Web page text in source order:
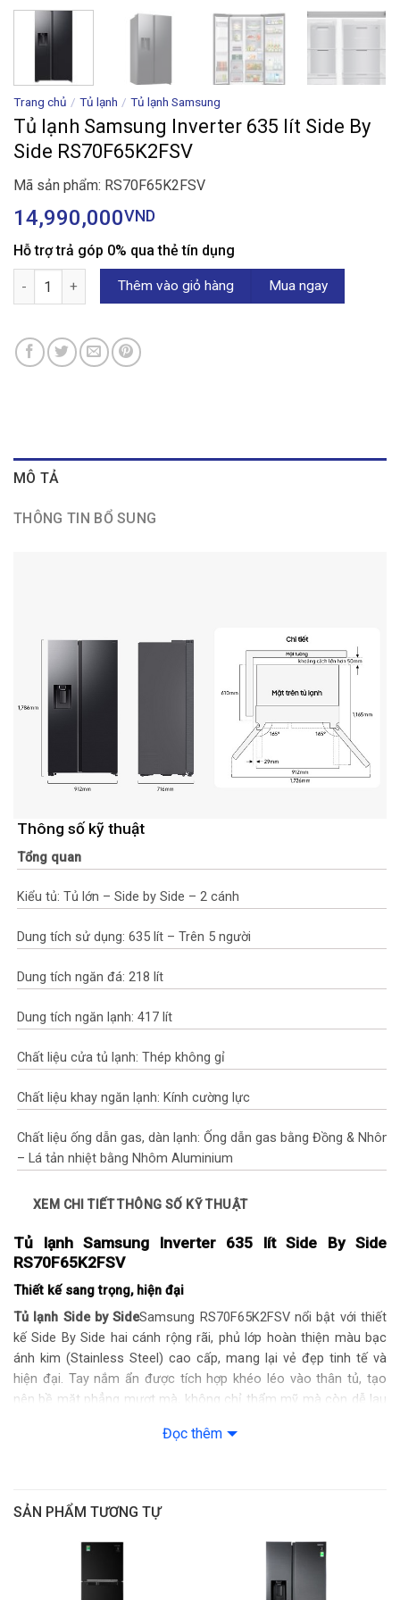
Trang chủ / Tủ lạnh / Tủ lạnh Samsung
Tủ lạnh Samsung Inverter 635 lít Side By
Side RS70F65K2FSV
Mã sản phẩm: RS70F65K2FSV
14,990,000VND
Hỗ trợ trả góp 0% qua thẻ tín dụng
Tủ lạnh Samsung Inverter 635 lít Side By Side RS70F65K2FSV
Thêm vào giỏ hàng Mua ngay
MÔ TẢ
THÔNG TIN BỔ SUNG
Thông số kỹ thuật
Tổng quan
Kiểu tủ: Tủ lớn – Side by Side – 2 cánh
Dung tích sử dụng: 635 lít – Trên 5 người
Dung tích ngăn đá: 218 lít
Dung tích ngăn lạnh: 417 lít
Chất liệu cửa tủ lạnh: Thép không gỉ
Chất liệu khay ngăn lạnh: Kính cường lực
Chất liệu ống dẫn gas, dàn lạnh: Ống dẫn gas bằng Đồng & Nhôm
– Lá tản nhiệt bằng Nhôm Aluminium
Năm ra mắt: 2025
Sản xuất tại: Trung Quốc
Công suất tiêu thụ công bố theo TCVN: 625 kWh/năm
Công nghệ tiết kiệm điện: Digital Inverter Công nghệ SmartThings
AI Energy
Công nghệ kháng khuẩn, khử mùi: Bộ lọc than hoạt tính
Deodorizer
XEM CHI TIẾT THÔNG SỐ KỸ THUẬT
Tủ lạnh Samsung Inverter 635 lít Side By Side
RS70F65K2FSV
Thiết kế sang trọng, hiện đại
Tủ lạnh Side by SideSamsung RS70F65K2FSV nổi bật với thiết
kế Side By Side hai cánh rộng rãi, phủ lớp hoàn thiện màu bạc
ánh kim (Stainless Steel) cao cấp, mang lại vẻ đẹp tinh tế và
hiện đại. Tay nắm ẩn được tích hợp khéo léo vào thân tủ, tạo
nên bề mặt phẳng mượt mà, không chỉ thẩm mỹ mà còn dễ lau
Đọc thêm
SẢN PHẨM TƯƠNG TỰ